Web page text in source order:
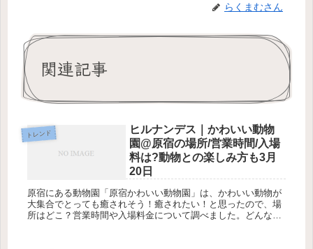
らくまむさん
関連記事
トレンド
ヒルナンデス｜かわいい動物
園@原宿の場所/営業時間/入場
料は?動物との楽しみ方も3月
20日
原宿にある動物園「原宿かわいい動物園」は、かわいい動物が
大集合でとっても癒されそう！癒されたい！と思ったので、場
所はどこ？営業時間や入場料金について調べました。どんな動